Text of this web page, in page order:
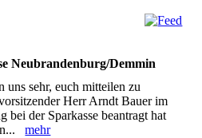
Neubrandenburg/Demmin
uns sehr, euch mitteilen zu
Herr Arndt Bauer im
bei der Sparkasse beantragt hat
mehr